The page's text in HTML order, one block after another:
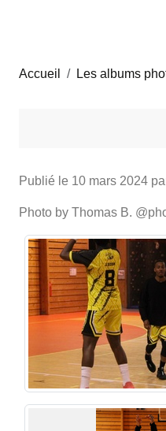
Accueil Les albums
Publié le 10 mars 2024
Photo by Thomas B.